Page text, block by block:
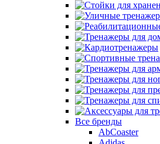
Все бренды
AbCoaster